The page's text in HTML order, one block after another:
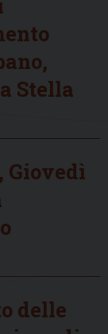
Stella
Giovedì
delle